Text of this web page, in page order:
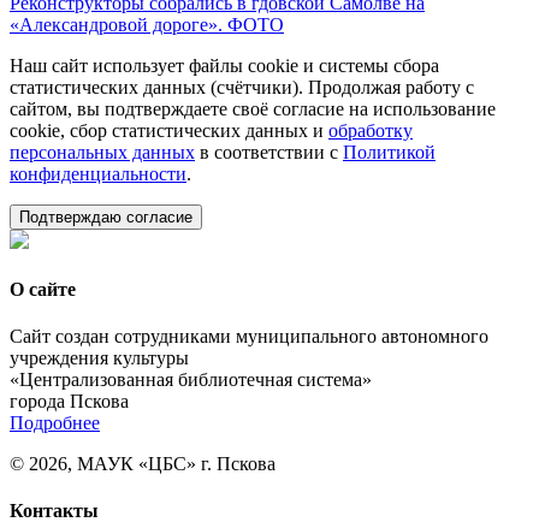
«Александровой дороге». ФОТО
Наш сайт использует файлы cookie и системы сбора
статистических данных (счётчики). Продолжая работу с
сайтом, вы подтверждаете своё согласие на использование
cookie, сбор статистических данных и обработку
персональных данных в соответствии с Политикой
конфиденциальности.
Подтверждаю согласие
О сайте
Сайт создан сотрудниками муниципального автономного
учреждения культуры
«Централизованная библиотечная система»
города Пскова
Подробнее
© 2026, МАУК «ЦБС» г. Пскова
Контакты